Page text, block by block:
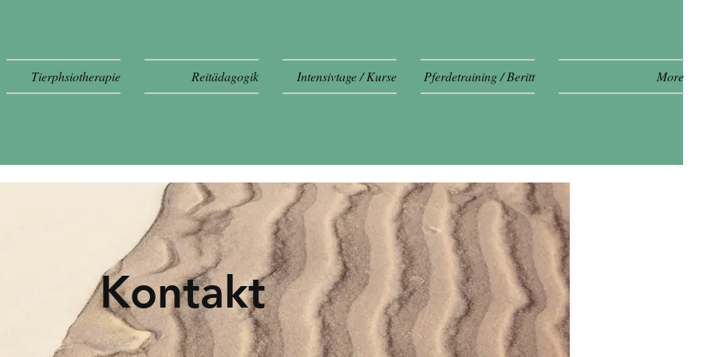
Tierphsiotherapie Reitädagogik Intensivtage / Kurse Pferdetraining / Beritt More
Kontakt